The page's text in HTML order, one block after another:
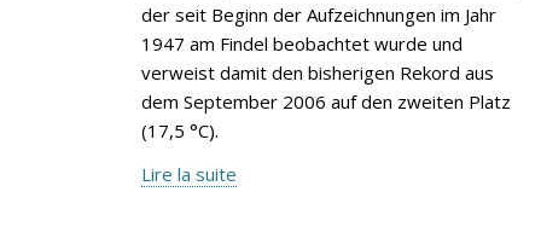
der seit Beginn der Aufzeichnungen im Jahr
1947 am Findel beobachtet wurde und
verweist damit den bisherigen Rekord aus
dem September 2006 auf den zweiten Platz
(17,5 °C).
Lire la suite